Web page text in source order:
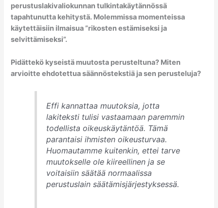
perustuslakivaliokunnan tulkintakäytännössä
tapahtunutta kehitystä. Molemmissa momenteissa
käytettäisiin ilmaisua ”rikosten estämiseksi ja
selvittämiseksi”.
Pidättekö kyseistä muutosta perusteltuna? Miten
arvioitte ehdotettua säännöstekstiä ja sen perusteluja?
Effi kannattaa muutoksia, jotta
lakiteksti tulisi vastaamaan paremmin
todellista oikeuskäytäntöä. Tämä
parantaisi ihmisten oikeusturvaa.
Huomautamme kuitenkin, ettei tarve
muutokselle ole kiireellinen ja se
voitaisiin säätää normaalissa
perustuslain säätämisjärjestyksessä.